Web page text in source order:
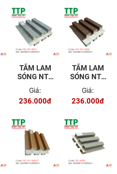
TẤM LAM
SÓNG NTA
Giá:
236.000đ
TẤM LAM
SÓNG NTA
Giá:
236.000đ